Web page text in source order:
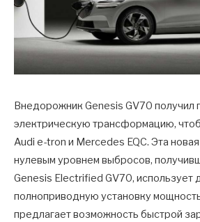
Внедорожник Genesis GV70 получил
электрическую трансформацию,
Audi e-tron и Mercedes EQC. Эта
нулевым уровнем выбросов,
Genesis Electrified GV70, использует
полноприводную установку
предлагает возможность быстрой